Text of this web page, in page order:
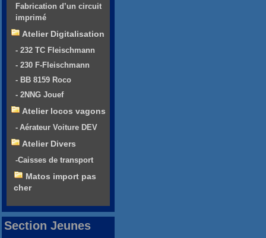
Fabrication d’un circuit
imprimé
Atelier Digitalisation
- 232 TC Fleischmann
- 230 F-Fleischmann
- BB 8159 Roco
- 2NNG Jouef
Atelier locos vagons
- Aérateur Voiture DEV
Atelier Divers
-Caisses de transport
Matos import pas
cher
Section Jeunes